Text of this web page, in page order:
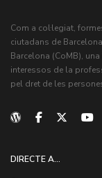
Com a col·legiat,
ciutadans de
Barcelona (CoMB),
interessos de la
pel dret de les
DIRECTE A...